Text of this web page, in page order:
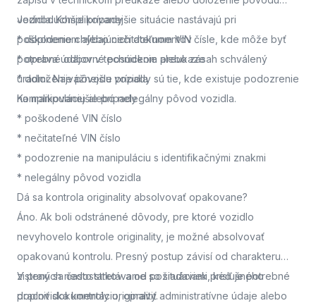
vozidla. Komplikovanejšie situácie nastávajú pri
poškodenom alebo nečitateľnom VIN čísle, kde môže byť
potrebné odborné posúdenie alebo zásah schválený
úradmi. Najvážnejšie prípady sú tie, kde existuje podozrenie
na manipuláciu alebo nelegálny pôvod vozidla.
Jednoduchšie prípady
* doplnenie chýbajúcich dokumentov
* oprava údajov v technickom preukaze
* doloženie pôvodu vozidla
Komplikovanejšie prípady
* poškodené VIN číslo
* nečitateľné VIN číslo
* podozrenie na manipuláciu s identifikačnými znakmi
* nelegálny pôvod vozidla
Dá sa kontrola originality absolvovať opakovane?
Áno. Ak boli odstránené dôvody, pre ktoré vozidlo
nevyhovelo kontrole originality, je možné absolvovať
opakovanú kontrolu. Presný postup závisí od charakteru
zistených nedostatkov a od požiadaviek príslušného
pracoviska kontroly originality.
V praxi sa často stretávame so situáciami, keď je potrebné
doplniť dokumentáciu, opraviť administratívne údaje alebo